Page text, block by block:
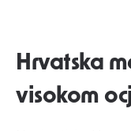
Hrvatska
visokom